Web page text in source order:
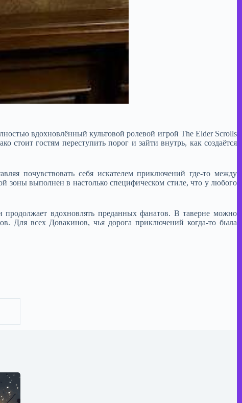
вдохновлённый культовой ролевой игрой The Elder Scrolls
гостям переступить порог и зайти внутрь, как создаётся
почувствовать себя искателем приключений где-то между
зоны выполнен в настолько специфическом стиле, что у любого
вдохновлять преданных фанатов. В таверне можно
Для всех Довакинов, чья дорога приключений когда-то была